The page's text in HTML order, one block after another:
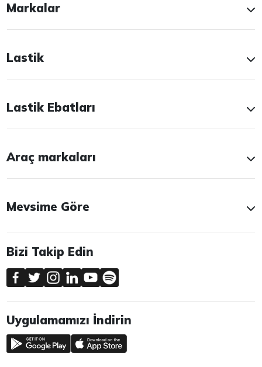
Markalar
Lastik
Lastik Ebatları
Araç markaları
Mevsime Göre
Bizi Takip Edin
Uygulamamızı İndirin